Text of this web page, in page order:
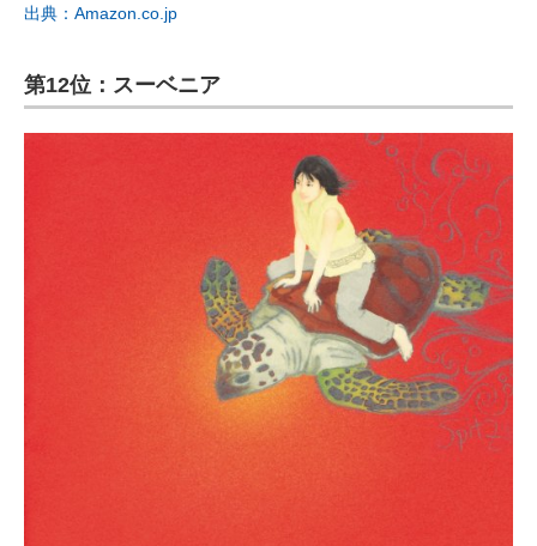
出典：Amazon.co.jp
第12位：スーベニア